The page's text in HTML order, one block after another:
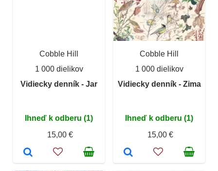
Cobble Hill
1 000 dielikov
Vidiecky denník - Jar
Ihneď k odberu (1)
15,00 €
Cobble Hill
1 000 dielikov
Vidiecky denník - Zima
Ihneď k odberu (1)
15,00 €